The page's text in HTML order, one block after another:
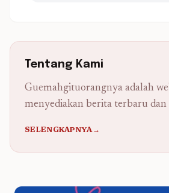
Tentang Kami
Guemahgituorangnya adalah
menyediakan berita terbaru
SELENGKAPNYA→